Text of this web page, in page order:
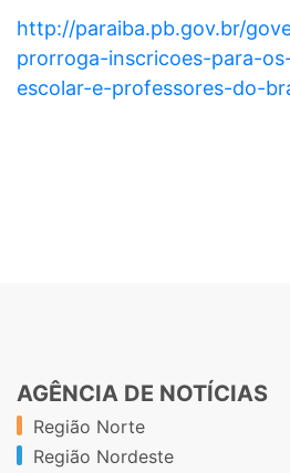
http://paraiba.pb.gov.br/
prorroga-inscricoes-para-
escolar-e-professores-do-
AGÊNCIA DE NOTÍCIAS
Região Norte
Região Nordeste